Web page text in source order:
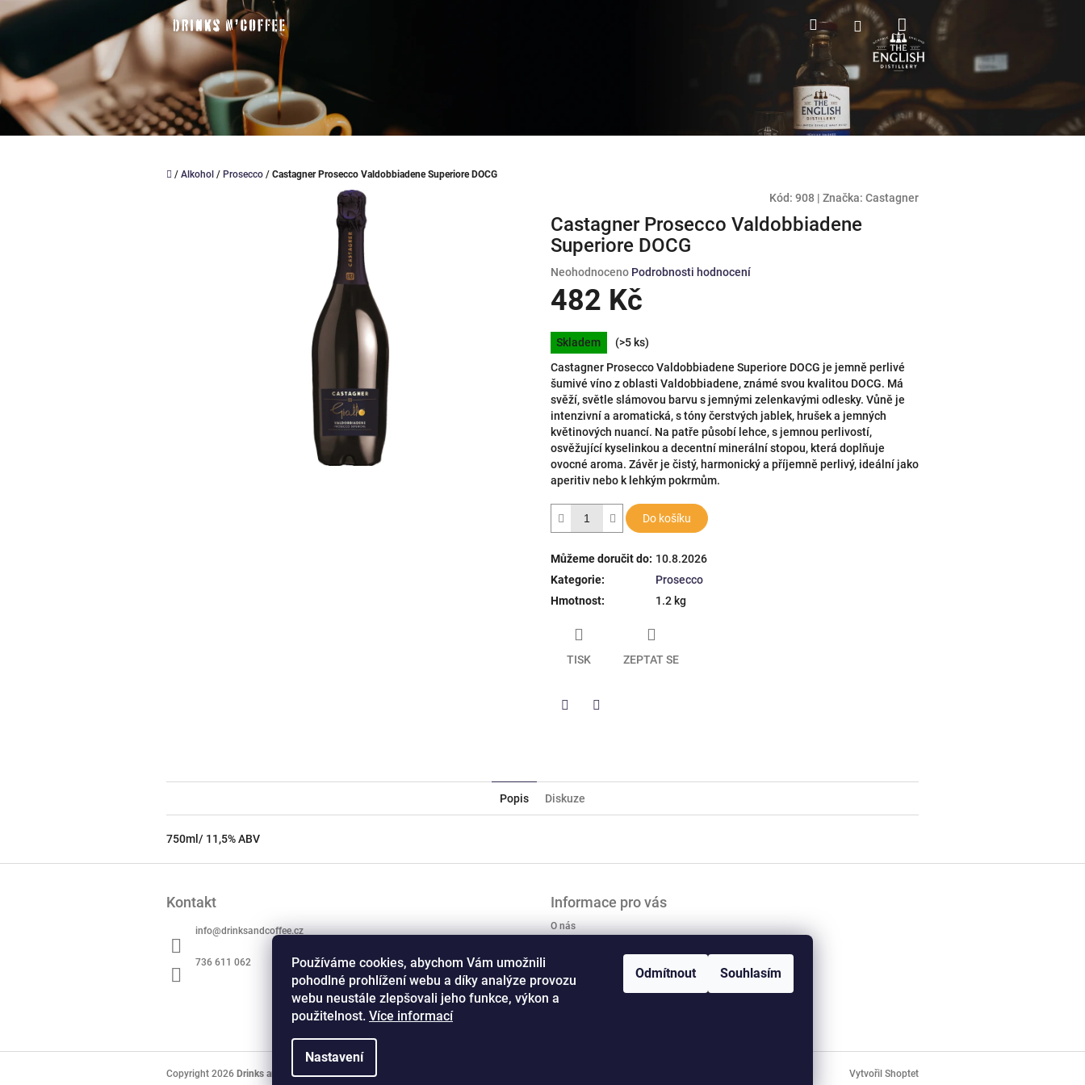
Používáme cookies, abychom Vám umožnili
pohodlné prohlížení webu a díky analýze provozu
webu neustále zlepšovali jeho funkce, výkon a
použitelnost. Více informací
Nastavení
Odmítnout Souhlasím
Přejít
na
HledatPřihlášeníNákupní
košík
Domů
/ Alkohol / Prosecco / Castagner Prosecco Valdobbiadene Superiore DOCG
Kód: 908 | Značka: Castagner
Castagner Prosecco Valdobbiadene
Superiore DOCG
Průměrné
hodnocení
produktu
0,0
z
5
hvězdiček.
Neohodnoceno Podrobnosti hodnocení
482 Kč
Měrná
cena:
Skladem
(>5 ks)
Castagner Prosecco Valdobbiadene Superiore DOCG je jemně perlivé
šumivé víno z oblasti Valdobbiadene, známé svou kvalitou DOCG. Má
svěží, světle slámovou barvu s jemnými zelenkavými odlesky. Vůně je
intenzivní a aromatická, s tóny čerstvých jablek, hrušek a jemných
květinových nuancí. Na patře působí lehce, s jemnou perlivostí,
osvěžující kyselinkou a decentní minerální stopou, která doplňuje
ovocné aroma. Závěr je čistý, harmonický a příjemně perlivý, ideální jako
aperitiv nebo k lehkým pokrmům.
Do košíku
Můžeme doručit do: 10.8.2026
Kategorie:
Prosecco
Hmotnost: 1.2 kg
TISK ZEPTAT SE
Popis Diskuze
750ml/ 11,5% ABV
Kontakt
info@drinksandcoffee.cz
736 611 062
Informace pro vás
O nás
Kontaktní formulář
Formulář pro odstoupení od smlouvy
Vytvořil Shoptet
Copyright 2026 Drinks and Coffee. Všechna práva vyhrazena.